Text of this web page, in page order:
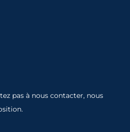
pas à nous contacter, nous